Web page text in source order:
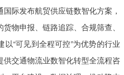
际发布航贸供应链数智化方案，
物申报、链路追踪、合规筛查、
“可见到全程可控”为优势的行业
交通物流业数智化转型全流程咨